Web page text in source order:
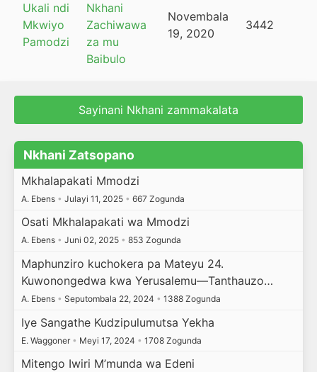
Ukali ndi
Mkwiyo
Pamodzi
Nkhani
Zachiwawa
za mu
Baibulo
Novembala
19, 2020
3442
Sayinani Nkhani zammakalata
Nkhani Zatsopano
Mkhalapakati Mmodzi
A. Ebens • Julayi 11, 2025 • 667 Zogunda
Osati Mkhalapakati wa Mmodzi
A. Ebens • Juni 02, 2025 • 853 Zogunda
Maphunziro kuchokera pa Mateyu 24.
Kuwonongedwa kwa Yerusalemu—Tanthauzo…
A. Ebens • Seputombala 22, 2024 • 1388 Zogunda
Iye Sangathe Kudzipulumutsa Yekha
E. Waggoner • Meyi 17, 2024 • 1708 Zogunda
Mitengo Iwiri M’munda wa Edeni